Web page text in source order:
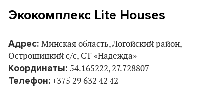
Экокомплекс Lite Houses
Адрес: Минская область, Логойский район,
Острошицкий с/с, СТ «Надежда»
Координаты: 54.165222, 27.728807
Телефон: +375 29 632 42 42